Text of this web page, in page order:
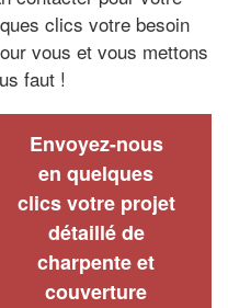
clics votre besoin
vous et vous mettons
faut !
Envoyez-nous
en quelques
clics votre projet
détaillé de
charpente et
couverture